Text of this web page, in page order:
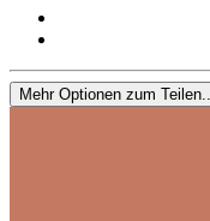
Mehr Optionen zum Teilen...